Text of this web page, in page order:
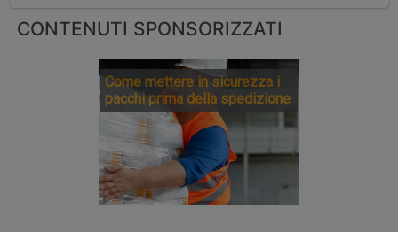
CONTENUTI SPONSORIZZATI
Come mettere in sicurezza i
pacchi prima della spedizione